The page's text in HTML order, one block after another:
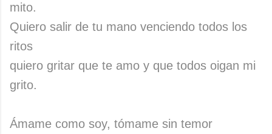
mito.
Quiero salir de tu mano venciendo todos los
ritos
quiero gritar que te amo y que todos oigan mi
grito.
Ámame como soy, tómame sin temor